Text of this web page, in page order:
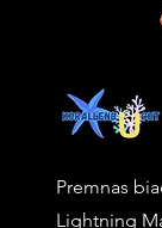
Premnas
Lightning